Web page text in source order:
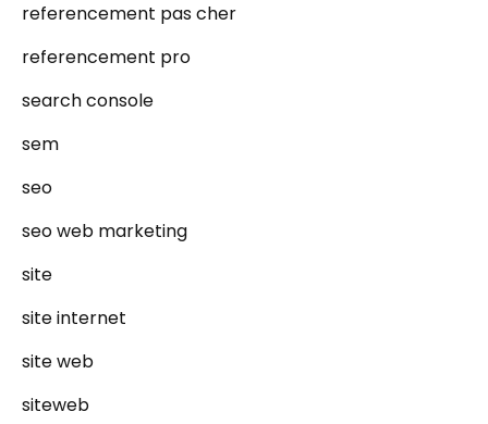
referencement pas cher
referencement pro
search console
sem
seo
seo web marketing
site
site internet
site web
siteweb